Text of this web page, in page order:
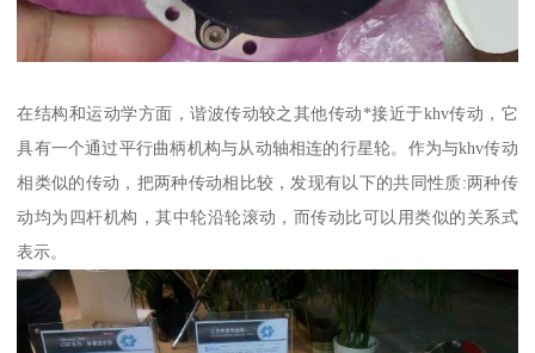
在结构和运动学方面，谐波传动较之其他传动*接近于khv传动，它
具有一个通过平行曲柄机构与从动轴相连的行星轮。作为与khv传动
相类似的传动，把两种传动相比较，发现有以下的共同性质:两种传
动均为四杆机构，其中轮沿轮滚动，而传动比可以用类似的关系式
表示。